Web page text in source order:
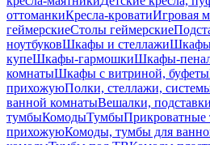
оттоманкиКресла-кроватиИгровая
геймерскиеСтолы геймерские
ноутбуковШкафы и стеллажи
купеШкафы-гармошкиШкафы-
комнатыШкафы с витриной, буфеты
прихожуюПолки, стеллажи,
ванной комнатыВешалки,
тумбыКомодыТумбыПрикроватные
прихожуюКомоды, тумбы для